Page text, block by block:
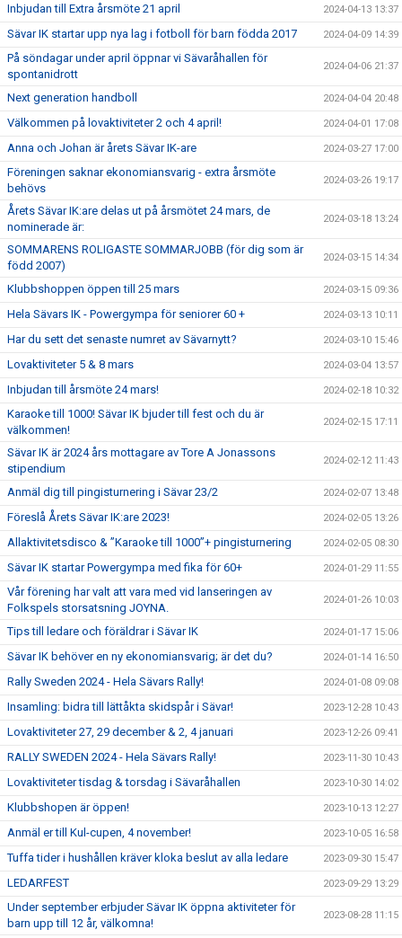
Inbjudan till Extra årsmöte 21 april 2024-04-13 13:37
Sävar IK startar upp nya lag i fotboll för barn födda 2017 2024-04-09 14:39
På söndagar under april öppnar vi Sävaråhallen för
spontanidrott
2024-04-06 21:37
Next generation handboll 2024-04-04 20:48
Välkommen på lovaktiviteter 2 och 4 april! 2024-04-01 17:08
Anna och Johan är årets Sävar IK-are 2024-03-27 17:00
Föreningen saknar ekonomiansvarig - extra årsmöte
behövs
2024-03-26 19:17
Årets Sävar IK:are delas ut på årsmötet 24 mars, de
nominerade är:
2024-03-18 13:24
SOMMARENS ROLIGASTE SOMMARJOBB (för dig som är
född 2007)
2024-03-15 14:34
Klubbshoppen öppen till 25 mars 2024-03-15 09:36
Hela Sävars IK - Powergympa för seniorer 60 + 2024-03-13 10:11
Har du sett det senaste numret av Sävarnytt? 2024-03-10 15:46
Lovaktiviteter 5 & 8 mars 2024-03-04 13:57
Inbjudan till årsmöte 24 mars! 2024-02-18 10:32
Karaoke till 1000! Sävar IK bjuder till fest och du är
välkommen!
2024-02-15 17:11
Sävar IK är 2024 års mottagare av Tore A Jonassons
stipendium
2024-02-12 11:43
Anmäl dig till pingisturnering i Sävar 23/2 2024-02-07 13:48
Föreslå Årets Sävar IK:are 2023! 2024-02-05 13:26
Allaktivitetsdisco & ”Karaoke till 1000”+ pingisturnering 2024-02-05 08:30
Sävar IK startar Powergympa med fika för 60+ 2024-01-29 11:55
Vår förening har valt att vara med vid lanseringen av
Folkspels storsatsning JOYNA.
2024-01-26 10:03
Tips till ledare och föräldrar i Sävar IK 2024-01-17 15:06
Sävar IK behöver en ny ekonomiansvarig; är det du? 2024-01-14 16:50
Rally Sweden 2024 - Hela Sävars Rally! 2024-01-08 09:08
Insamling: bidra till lättåkta skidspår i Sävar! 2023-12-28 10:43
Lovaktiviteter 27, 29 december & 2, 4 januari 2023-12-26 09:41
RALLY SWEDEN 2024 - Hela Sävars Rally! 2023-11-30 10:43
Lovaktiviteter tisdag & torsdag i Sävaråhallen 2023-10-30 14:02
Klubbshopen är öppen! 2023-10-13 12:27
Anmäl er till Kul-cupen, 4 november! 2023-10-05 16:58
Tuffa tider i hushållen kräver kloka beslut av alla ledare 2023-09-30 15:47
LEDARFEST 2023-09-29 13:29
Under september erbjuder Sävar IK öppna aktiviteter för
barn upp till 12 år, välkomna!
2023-08-28 11:15